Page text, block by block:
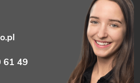
61 49